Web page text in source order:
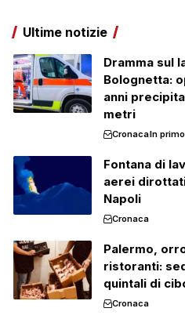
Ultime notizie
Dramma sul
Bolognetta:
anni
metri
CronacaIn
Fontana di
aerei
Napoli
Cronaca
Palermo,
ristoranti:
quintali di
Cronaca